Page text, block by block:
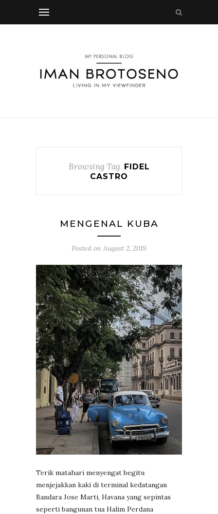
Browsing Tag FIDEL
CASTRO
MENGENAL KUBA
Posted on August 2, 2019
Terik matahari menyengat begitu
menjejakkan kaki di terminal kedatangan
Bandara Jose Marti, Havana yang sepintas
seperti bangunan tua Halim Perdana